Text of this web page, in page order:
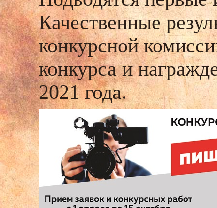
Качественные
конкурсной
конкурса и
2021 года.